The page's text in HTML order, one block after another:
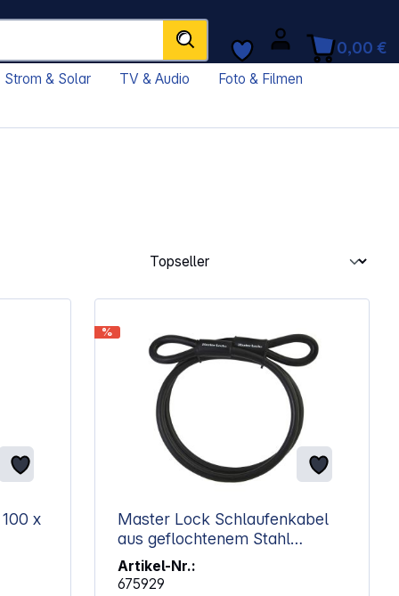
0,00 €
Strom & Solar TV & Audio
Foto & Filmen
%
Master Lock Schlaufenkabel
aus geflochtenem Stahl
49EURD
Artikel-Nr.:
675929